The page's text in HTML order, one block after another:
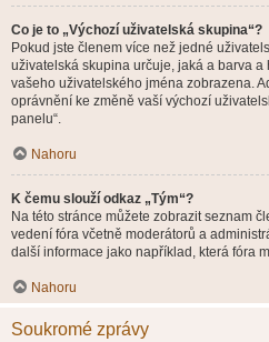
Co je to „Výchozí uživatelská skupina“?
Pokud jste členem více než jedné
uživatelská skupina určuje, jaká a barva a
vašeho uživatelského jména zobrazena.
oprávnění ke změně vaší výchozí
panelu“.
Nahoru
K čemu slouží odkaz „Tým“?
Na této stránce můžete zobrazit seznam
vedení fóra včetně moderátorů a
další informace jako například, která fóra
Nahoru
Soukromé zprávy